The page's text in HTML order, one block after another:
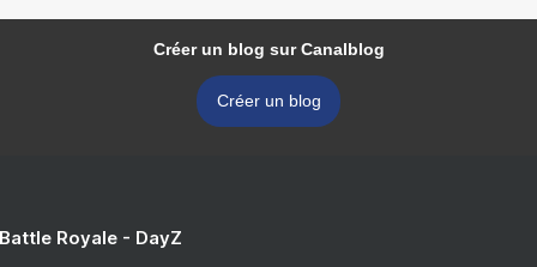
Créer un blog sur Canalblog
Créer un blog
Royale - DayZ